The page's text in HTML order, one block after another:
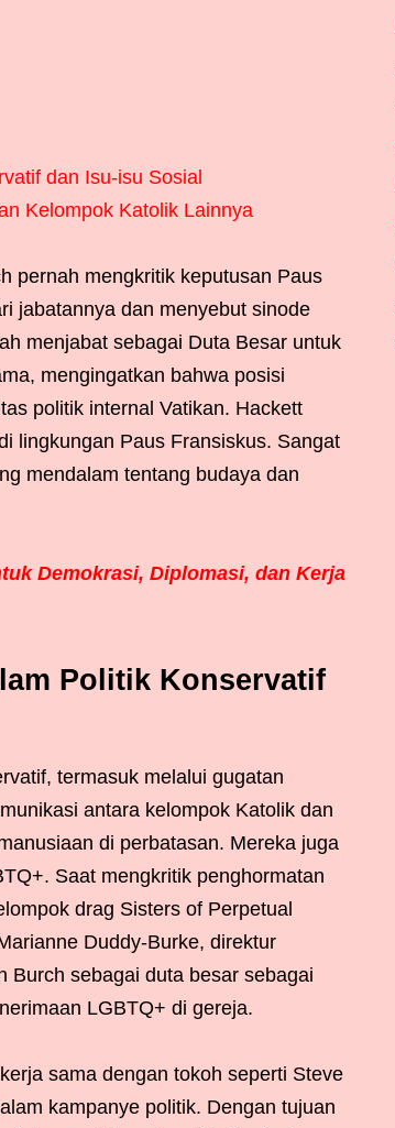
dan Isu-isu Sosial
Kelompok Katolik Lainnya
pernah mengkritik keputusan Paus
jabatannya dan menyebut sinode
menjabat sebagai Duta Besar untuk
mengingatkan bahwa posisi
politik internal Vatikan. Hackett
lingkungan Paus Fransiskus. Sangat
mendalam tentang budaya dan
Demokrasi, Diplomasi, dan Kerja
Politik Konservatif
termasuk melalui gugatan
antara kelompok Katolik dan
di perbatasan. Mereka juga
Saat mengkritik penghormatan
drag Sisters of Perpetual
Duddy-Burke, direktur
Burch sebagai duta besar sebagai
LGBTQ+ di gereja.
sama dengan tokoh seperti Steve
kampanye politik. Dengan tujuan